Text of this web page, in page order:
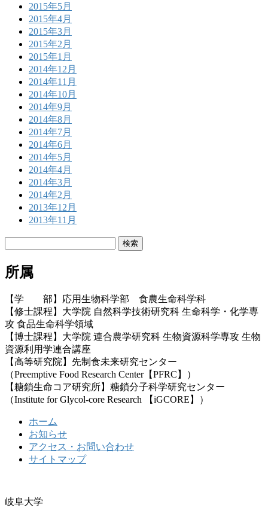
2015年5月
2015年4月
2015年3月
2015年2月
2015年1月
2014年12月
2014年11月
2014年10月
2014年9月
2014年8月
2014年7月
2014年6月
2014年5月
2014年4月
2014年3月
2014年2月
2013年12月
2013年11月
所属
【学 部】応用生物科学部 食農生命科学科
【修士課程】大学院 自然科学技術研究科 生命科学・化学専
攻 食品生命科学領域
【博士課程】大学院 連合農学研究科 生物資源科学専攻 生物
資源利用学連合講座
【高等研究院】先制食未来研究センター
（Preemptive Food Research Center【PFRC】）
【糖鎖生命コア研究所】糖鎖分子科学研究センター
（Institute for Glycol-core Research 【iGCORE】）
ホーム
お知らせ
アクセス・お問い合わせ
サイトマップ
岐阜大学